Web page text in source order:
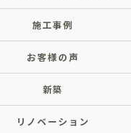
施工事例
お客様の声
新築
リノベーション